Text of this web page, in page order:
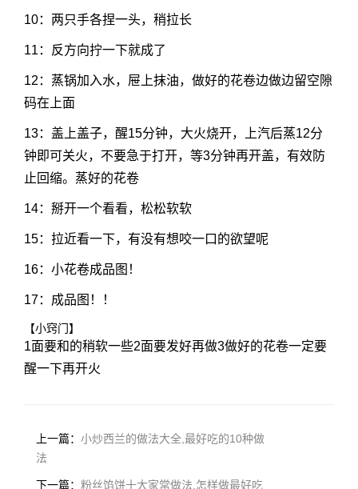
10：两只手各捏一头，稍拉长
11：反方向拧一下就成了
12：蒸锅加入水，屉上抹油，做好的花卷边做边留空隙
码在上面
13：盖上盖子，醒15分钟，大火烧开，上汽后蒸12分
钟即可关火，不要急于打开，等3分钟再开盖，有效防
止回缩。蒸好的花卷
14：掰开一个看看，松松软软
15：拉近看一下，有没有想咬一口的欲望呢
16：小花卷成品图！
17：成品图！！
【小窍门】
1面要和的稍软一些2面要发好再做3做好的花卷一定要
醒一下再开火
上一篇： 小炒西兰的做法大全,最好吃的10种做
法
下一篇： 粉丝馅饼十大家常做法,怎样做最好吃